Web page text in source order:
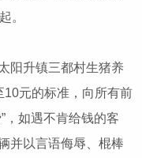
。
升镇三都村生猪养
元的标准，向所有前
，如遇不肯给钱的客
并以言语侮辱、棍棒